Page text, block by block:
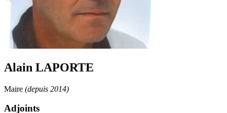
Alain LAPORTE
Maire (depuis 2014)
Adjoints